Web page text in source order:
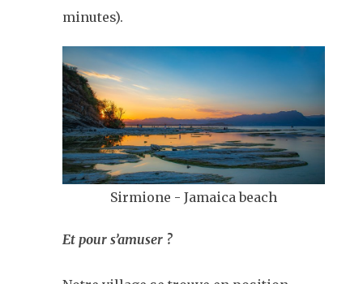
minutes).
Sirmione - Jamaica beach
Et pour s’amuser ?